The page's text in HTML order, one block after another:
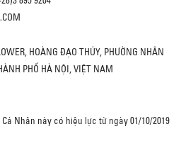
HOÀNG ĐẠO THÚY, PHƯỜNG NHÂN
PHỐ HÀ NỘI, VIỆT NAM
Nhân này có hiệu lực từ ngày 01/10/2019